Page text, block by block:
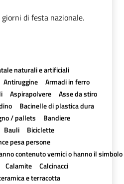
di festa nazionale.
naturali e artificiali
Antiruggine
Armadi in ferro
Aspirapolvere
Asse da stiro
Bacinelle di plastica dura
/ pallets
Bandiere
Bauli
Biciclette
pesa persone
contenuto vernici o hanno il
Calamite
Calcinacci
e terracotta